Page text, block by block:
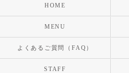
HOME
MENU
よくあるご質問（FAQ）
STAFF